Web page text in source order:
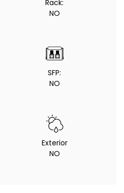
Rack:
NO
SFP:
NO
Exterior
NO